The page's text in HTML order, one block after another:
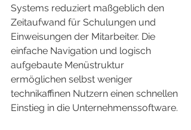
Systems reduziert maßgeblich den
Zeitaufwand für Schulungen und
Einweisungen der Mitarbeiter. Die
einfache Navigation und logisch
aufgebaute Menüstruktur
ermöglichen selbst weniger
technikaffinen Nutzern einen schnellen
Einstieg in die Unternehmenssoftware.